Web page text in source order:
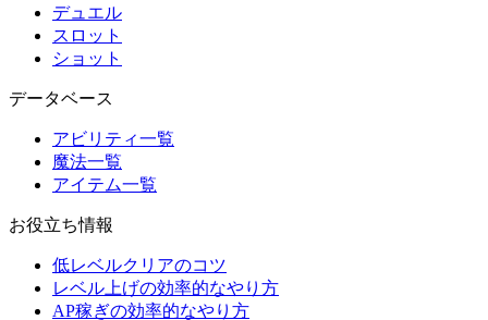
デュエル
スロット
ショット
データベース
アビリティ一覧
魔法一覧
アイテム一覧
お役立ち情報
低レベルクリアのコツ
レベル上げの効率的なやり方
AP稼ぎの効率的なやり方